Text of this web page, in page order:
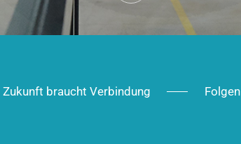
Zukunft braucht Verbindung